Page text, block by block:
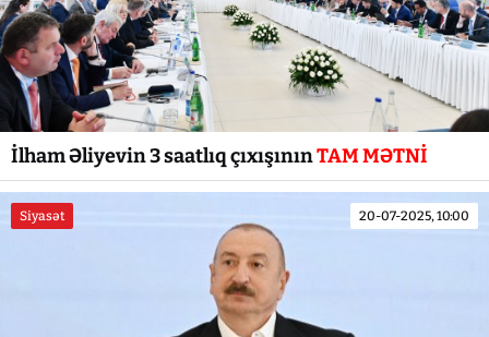
İlham Əliyevin 3 saatlıq çıxışınınTAM MƏTNİ
Siyasət 20-07-2025, 10:00